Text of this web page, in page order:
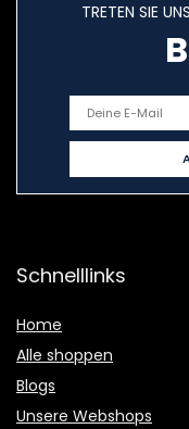
TRETEN SIE
Schnelllinks
Home
Alle shoppen
Blogs
Unsere Webshops